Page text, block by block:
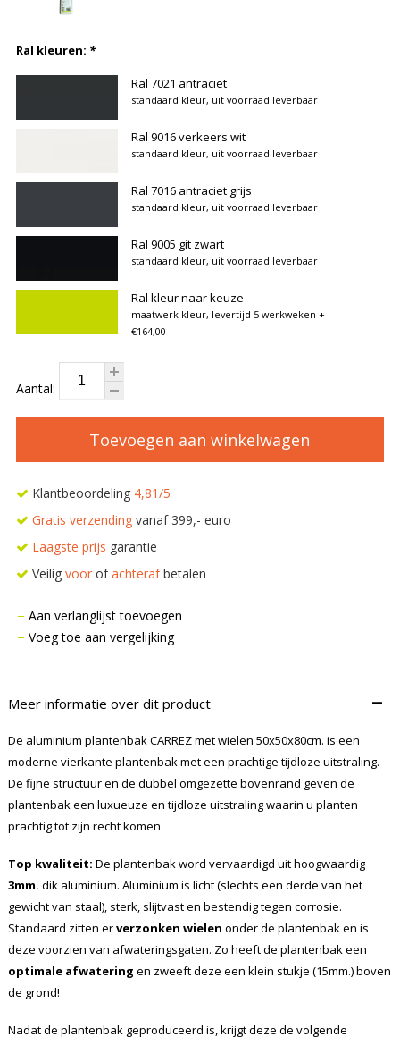
Ral kleuren: *
Ral 7021 antraciet
standaard kleur, uit voorraad leverbaar
Ral 9016 verkeers wit
standaard kleur, uit voorraad leverbaar
Ral 7016 antraciet grijs
standaard kleur, uit voorraad leverbaar
Ral 9005 git zwart
standaard kleur, uit voorraad leverbaar
Ral kleur naar keuze
maatwerk kleur, levertijd 5 werkweken +
€164,00
Aantal:
Toevoegen aan winkelwagen
Klantbeoordeling 4,81/5
Gratis verzendingvanaf 399,- euro
Laagste prijs garantie
Veilig voorofachterafbetalen
Aan verlanglijst toevoegen
Voeg toe aan vergelijking
Meer informatie over dit product –
De aluminium plantenbak CARREZ met wielen 50x50x80cm. is een
moderne vierkante plantenbak met een prachtige tijdloze uitstraling.
De fijne structuur en de dubbel omgezette bovenrand geven de
plantenbak een luxueuze en tijdloze uitstraling waarin u planten
prachtig tot zijn recht komen.
Top kwaliteit: De plantenbak word vervaardigd uit hoogwaardig
3mm. dik aluminium. Aluminium is licht (slechts een derde van het
gewicht van staal), sterk, slijtvast en bestendig tegen corrosie.
Standaard zitten erverzonken wielen onder de plantenbak en is
deze voorzien van afwateringsgaten. Zo heeft de plantenbak een
optimale afwatering en zweeft deze een klein stukje (15mm.) boven
de grond!
Nadat de plantenbak geproduceerd is, krijgt deze de volgende